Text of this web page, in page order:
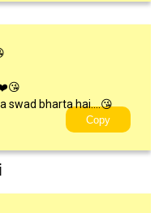
swad bharta hai....😘
Copy